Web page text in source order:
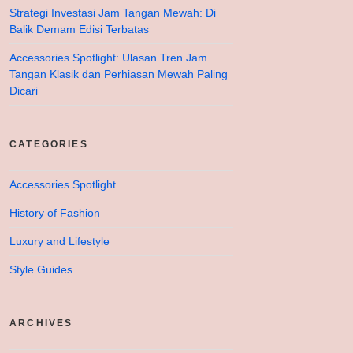
Strategi Investasi Jam Tangan Mewah: Di
Balik Demam Edisi Terbatas
Accessories Spotlight: Ulasan Tren Jam
Tangan Klasik dan Perhiasan Mewah Paling
Dicari
CATEGORIES
Accessories Spotlight
History of Fashion
Luxury and Lifestyle
Style Guides
ARCHIVES